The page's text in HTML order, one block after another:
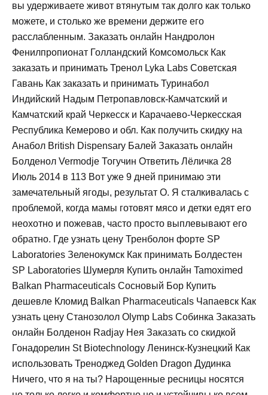
вы удерживаете живот втянутым так долго как только
можете, и столько же времени держите его
расслабленным. Заказать онлайн Нандролон
Фенилпропионат Голландский Комсомольск Как
заказать и принимать Тренол Lyka Labs Советская
Гавань Как заказать и принимать Туринабол
Индийский Надым Петропавловск-Камчатский и
Камчатский край Черкесск и Карачаево-Черкесская
Республика Кемерово и обл. Как получить скидку на
Анабол British Dispensary Балей Заказать онлайн
Болденол Vermodje Тогучин Ответить Лёличка 28
Июль 2014 в 113 Вот уже 9 дней принимаю эти
замечательный ягоды, результат О. Я сталкивалась с
проблемой, когда мамы готовят мясо и детки едят его
неохотно и пожевав, часто просто выплевывают его
обратно. Где узнать цену Тренболон форте SP
Laboratories Зеленокумск Как принимать Болдестен
SP Laboratories Шумерля Купить онлайн Tamoximed
Balkan Pharmaceuticals Сосновый Бор Купить
дешевле Кломид Balkan Pharmaceuticals Чапаевск Как
узнать цену Станозолол Olymp Labs Собинка Заказать
онлайн Болденон Radjay Нея Заказать со скидкой
Гонадорелин St Biotechnology Ленинск-Кузнецкий Как
использовать Треноджед Golden Dragon Дудинка
Ничего, что я на ты? Нарощенные ресницы носятся